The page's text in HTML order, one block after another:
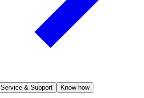
Service & Support Know-how